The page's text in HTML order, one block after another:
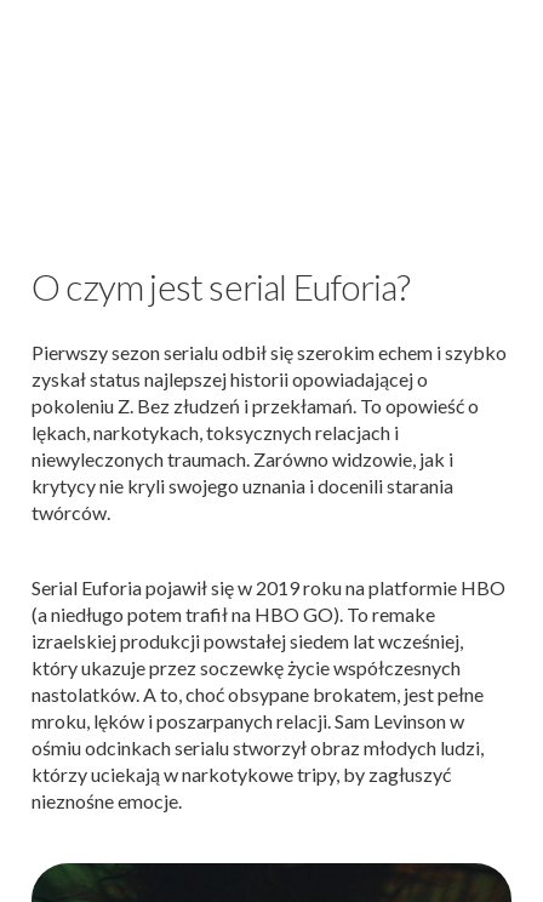
O czym jest serial Euforia?
Pierwszy sezon serialu odbił się szerokim echem i szybko
zyskał status najlepszej historii opowiadającej o
pokoleniu Z. Bez złudzeń i przekłamań. To opowieść o
lękach, narkotykach, toksycznych relacjach i
niewyleczonych traumach. Zarówno widzowie, jak i
krytycy nie kryli swojego uznania i docenili starania
twórców.
Serial Euforia pojawił się w 2019 roku na platformie HBO
(a niedługo potem trafił na HBO GO). To remake
izraelskiej produkcji powstałej siedem lat wcześniej,
który ukazuje przez soczewkę życie współczesnych
nastolatków. A to, choć obsypane brokatem, jest pełne
mroku, lęków i poszarpanych relacji. Sam Levinson w
ośmiu odcinkach serialu stworzył obraz młodych ludzi,
którzy uciekają w narkotykowe tripy, by zagłuszyć
nieznośne emocje.